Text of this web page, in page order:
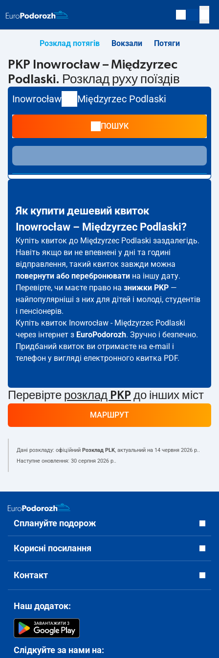
Розклад потягів Вокзали Потяги
PKP Inowrocław – Międzyrzec
Podlaski. Розклад руху поїздів
Inowrocław Międzyrzec Podlaski
ПОШУК
Як купити дешевий квиток
Inowrocław – Międzyrzec Podlaski?
Купіть квиток до Międzyrzec Podlaski заздалегідь.
Навіть якщо ви не впевнені у дні та годині
відправлення, такий квиток завжди можна
повернути або перебронювати на іншу дату.
Перевірте, чи маєте право на знижки PKP —
найпопулярніші з них для дітей і молоді, студентів
і пенсіонерів.
Купіть квиток Inowrocław - Międzyrzec Podlaski
через інтернет з EuroPodorozh. Зручно і безпечно.
Придбаний квиток ви отримаєте на e-mail і
телефон у вигляді електронного квитка PDF.
Перевірте розклад PKP до інших міст
МАРШРУТ
Дані розкладу: офіційний Розклад PLK, актуальний на 14 червня 2026 р..
Наступне оновлення: 30 серпня 2026 р..
Сплануйте подорож
Корисні посилання
Контакт
Наш додаток:
Слідкуйте за нами на: